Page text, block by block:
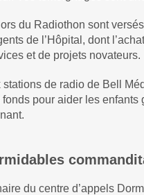
du Radiothon sont
de l’Hôpital, dont
et de projets novateurs.
stations de radio de Bell
pour aider les
du centre d’appels